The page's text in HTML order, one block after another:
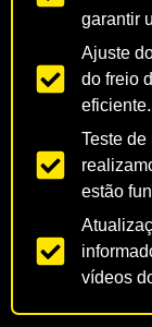
garantir
Ajuste
do freio
eficiente.
Teste
estão
vídeos